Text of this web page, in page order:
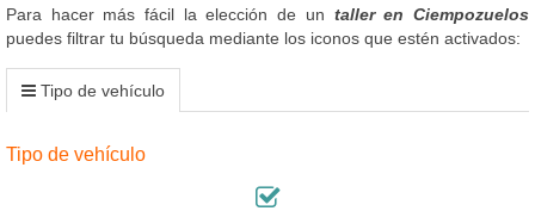
Para hacer más fácil la elección de un taller en Ciempozuelos
puedes filtrar tu búsqueda mediante los iconos que estén activados:
Tipo de vehículo
Tipo de vehículo